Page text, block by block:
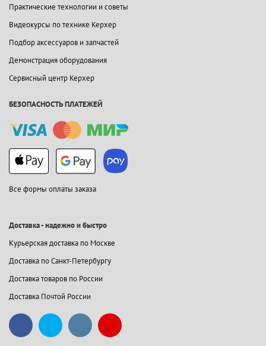
Практические технологии и советы
Видеокурсы по технике Керхер
Подбор аксессуаров и запчастей
Демонстрация оборудования
Сервисный центр Керхер
БЕЗОПАСНОСТЬ ПЛАТЕЖЕЙ
Все формы оплаты заказа
Доставка - надежно и быстро
Курьерская доставка по Москве
Доставка по Санкт-Петербургу
Доставка товаров по России
Доставка Почтой России